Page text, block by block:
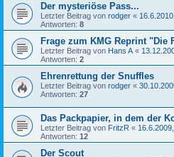
Der mysteriöse Pass...
Letzter Beitrag von rodger «
Antworten: 8
Frage zum KMG Reprint "Die
Letzter Beitrag von Hans A «
Antworten: 2
Ehrenrettung der Snuffles
Letzter Beitrag von rodger «
Antworten: 27
Das Packpapier, in dem der
Letzter Beitrag von FritzR «
Antworten: 12
Der Scout